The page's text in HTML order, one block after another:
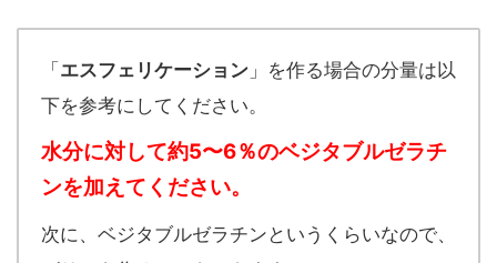
「エスフェリケーション 」を作る場合の分量は以
下を参考にしてください。
水分に対して約5〜6％のベジタブルゼラチ
ンを加えてください。
次に、ベジタブルゼラチンというくらいなので、